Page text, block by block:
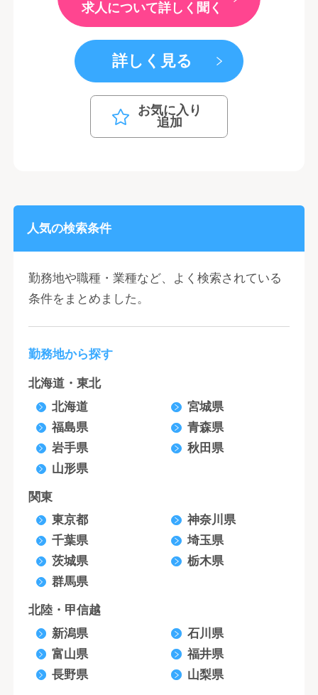
求人について詳しく聞く
詳しく見る
お気に入り
追加
人気の検索条件
勤務地や職種・業種など、よく検索されている
条件をまとめました。
勤務地から探す
北海道・東北
北海道
宮城県
福島県
青森県
岩手県
秋田県
山形県
関東
東京都
神奈川県
千葉県
埼玉県
茨城県
栃木県
群馬県
北陸・甲信越
新潟県
石川県
富山県
福井県
長野県
山梨県